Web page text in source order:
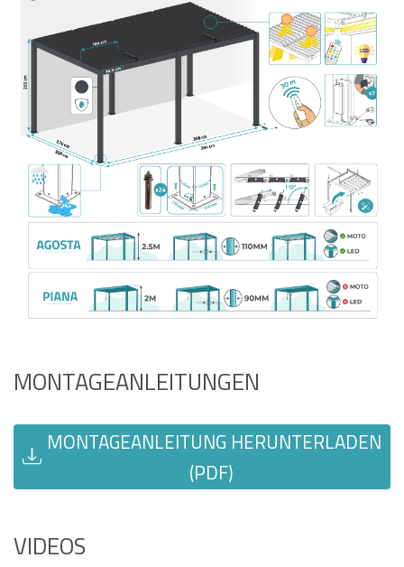
MONTAGEANLEITUNGEN
MONTAGEANLEITUNG HERUNTERLADEN
(PDF)
VIDEOS